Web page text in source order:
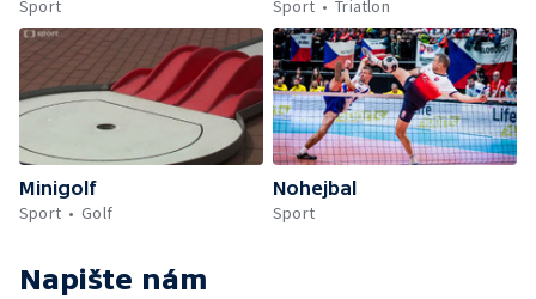
Sport
Sport
Triatlon
Minigolf
Sport
Golf
Nohejbal
Sport
Napište nám